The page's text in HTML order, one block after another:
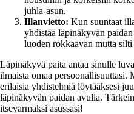
juhla-asun.
Illanvietto: Kun suuntaat
yhdistää läpinäkyvän
luoden rokkaavan mutta
Läpinäkyvä paita antaa sinulle
ilmaista omaa persoonallisuuttasi.
erilaisia yhdistelmiä löytääksesi
läpinäkyvän paidan avulla.
itsevarmaksi asussasi!